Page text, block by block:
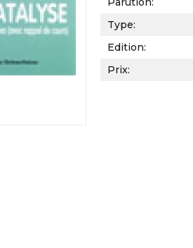
Type:
Edition:
Prix: